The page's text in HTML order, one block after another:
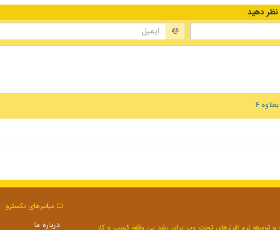
نظر دهید
میانبرهای نكسترو
درباره ما